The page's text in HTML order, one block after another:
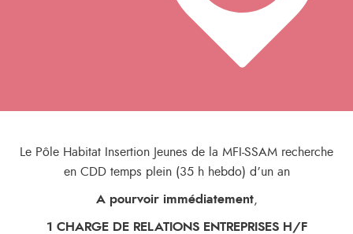
Le Pôle Habitat Insertion Jeunes de la MFI-SSAM recherche
en CDD temps plein (35 h hebdo) d’un an
A pourvoir immédiatement,
1 CHARGE DE RELATIONS ENTREPRISES H/F